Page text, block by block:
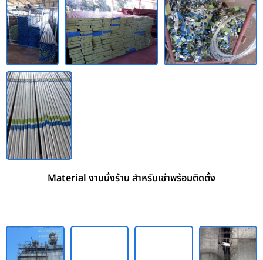
Material งานนั่งร้าน สำหรับเช่าพร้อมติดตั้ง